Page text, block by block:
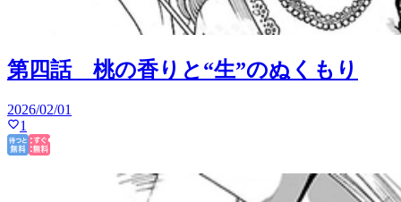
第四話 桃の香りと“生”のぬくもり
2026/02/01
1